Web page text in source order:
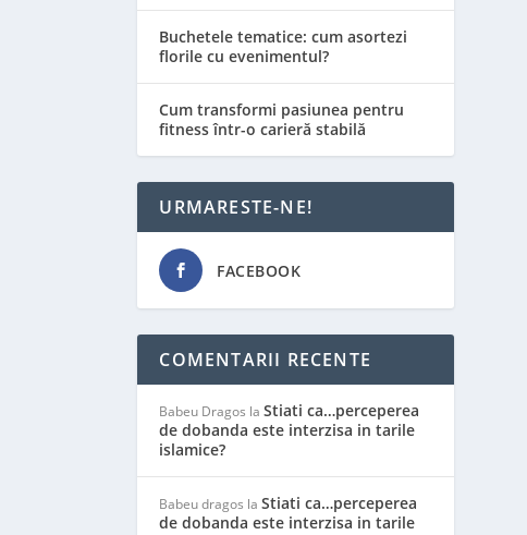
Buchetele tematice: cum asortezi
florile cu evenimentul?
Cum transformi pasiunea pentru
fitness într-o carieră stabilă
URMARESTE-NE!
FACEBOOK
COMENTARII RECENTE
Babeu Dragos laStiati ca…perceperea
de dobanda este interzisa in tarile
islamice?
Babeu dragos laStiati ca…perceperea
de dobanda este interzisa in tarile